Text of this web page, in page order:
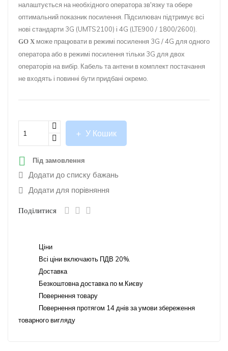
налаштується на необхідного оператора зв'язку та обере
оптимальний показник посилення. Підсилювач підтримує всі
нові стандарти 3G (UMTS2100) і 4G (LTE900 / 1800/2600).
GO X може працювати в режимі посилення 3G / 4G для одного
оператора або в режимі посилення тільки 3G для двох
операторів на вибір. Кабель та антени в комплект постачання
не входять і повинні бути придбані окремо.
У Кошик
 Під замовлення
Додати до списку бажань
Додати для порівняння
Поділитися
Ціни
Всі ціни включають ПДВ 20%.
Доставка
Безкоштовна доставка по м.Києву
Повернення товару
Повернення протягом 14 днів за умови збереження
товарного вигляду